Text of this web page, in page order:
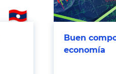
Buen
economía